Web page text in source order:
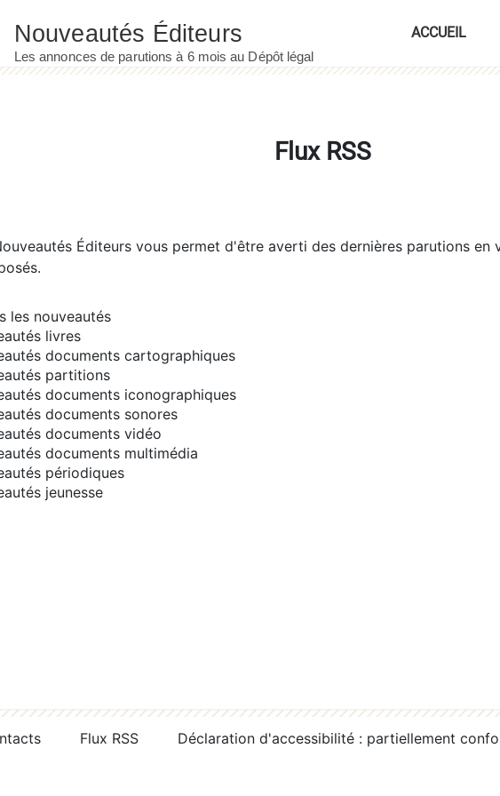
ACCUEIL
Flux RSS
Éditeurs vous permet d'être averti des dernières parutions en
les nouveautés
livres
documents cartographiques
partitions
documents iconographiques
documents sonores
documents vidéo
documents multimédia
périodiques
jeunesse
Flux RSS Déclaration d'accessibilité : partiellement